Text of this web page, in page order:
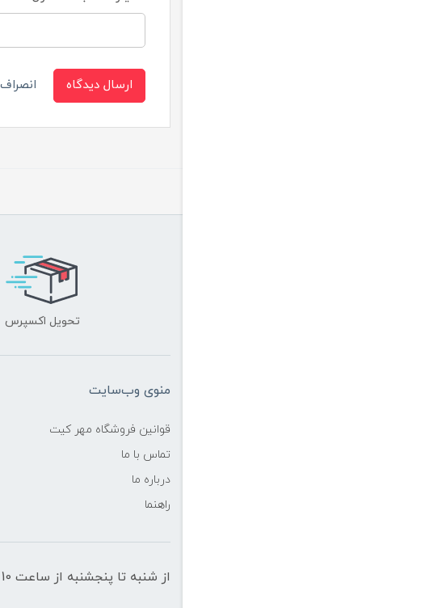
ارسال دیدگاه انصراف
تحویل اکسپرس
منوی وب‌سایت
قوانین فروشگاه مهر کیت
تماس با ما
درباره ما
راهنما
از شنبه تا پنجشنبه از ساعت 10 الی 19 پاسخگوی شما هستیم